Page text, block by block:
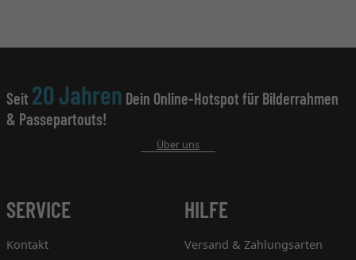
Seit 20 Jahren Dein Online-Hotspot für Bilderrahmen
& Passepartouts!
Über uns
SERVICE
Kontakt
HILFE
Versand & Zahlungsarten